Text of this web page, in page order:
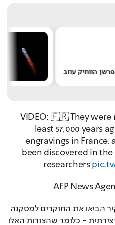
הוותיק עוזב
VIDEO: 🇫🇷 They
least 57,000 years
engravings in
been discovered in
researchers
ההשוואה וצורת היצירה על הקיר הביאו את החוקרים למסקנה
כי מדובר במעשים בעלי כוונה יצירתית - כלומר שהצורות האלו